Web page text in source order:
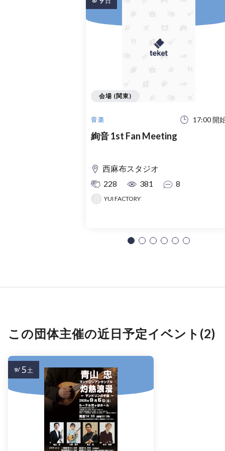
音楽 17:00 開
絢音 1st Fan Meeting
西麻布スタジオ
228
381 8
YUI FACTORY
会場 (関東)
この団体主催の近日予定イベント(2)
9/ 5土